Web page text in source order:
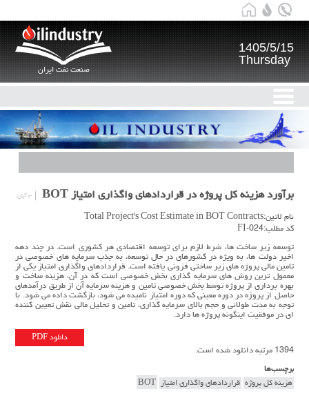
صنعت نفت ایران
1405/5/15
Thursday
برآورد هزینه کل پروژه در قراردادهای واگذاری امتیاز BOT ۳ آبان
نام لاتین:Total Project's Cost Estimate in BOT Contracts
کد مطلب:FI-024
توسعه زیر ساخت ها، شرط لازم برای توسعه اقتصادی هر کشوری است. در چند دهه
اخیر دولت ها، به ویژه در کشورهای در حال توسعه، به جذب سرمایه های خصوصی در
تامین مالی پروژه های زیر ساختی فزونی یافته است. قراردادهای واگذاری امتیاز یکی از
معمول ترین روش های سرمایه گذاری بخش خصوصی است که در آن، هزینه ساخت و
بهره برداری از پروژه توسط بخش خصوصی تامین و هزینه سرمایه آن از طریق درآمدهای
حاصل از پروژه در دوره معینی که دوره امتیاز نامیده می شود، بازگشت داده می شود. با
توجه به مدت طولانی و حجم بالای سرمایه گذاری، تامین و تحلیل مالی نقش تعیین کننده
ای در موفقیت اینگونه پروژه ها دارد.
دانلود PDF
1394 مرتبه دانلود شده است.
برچسب‌ها
هزینه کل پروژه قراردادهای واگذاری امتیاز BOT